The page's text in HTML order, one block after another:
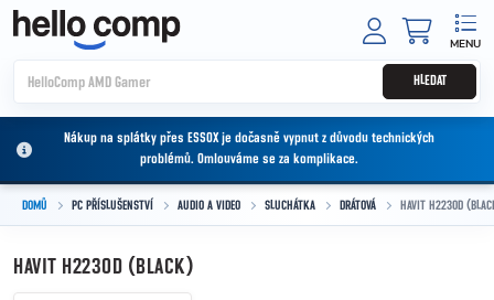
Přejít na obsah
HLEDAT
Nákup na splátky přes ESSOX je dočasně vypnut z důvodu technických
problémů. Omlouváme se za komplikace.
DOMŮ PC PŘÍSLUŠENSTVÍ AUDIO A VIDEO SLUCHÁTKA DRÁTOVÁ HAVIT H2230D
HAVIT H2230D (BLACK)